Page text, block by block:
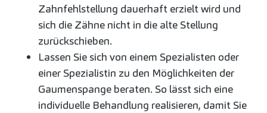
Zahnfehlstellung dauerhaft erzielt wird und
sich die Zähne nicht in die alte Stellung
zurückschieben.
Lassen Sie sich von einem Spezialisten oder
einer Spezialistin zu den Möglichkeiten der
Gaumenspange beraten. So lässt sich eine
individuelle Behandlung realisieren, damit Sie